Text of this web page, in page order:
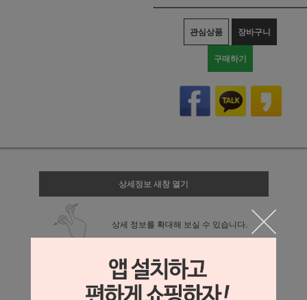
관심상품 장바구니
구매하기
상세정보 새창 열기
상세 정보를 확대해 보실 수 있습니다.